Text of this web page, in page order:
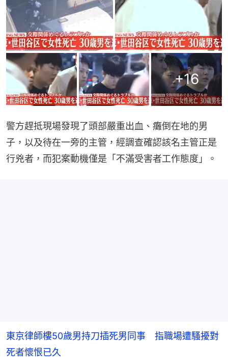
+16
警方趕抵現場發現了頭部嚴重出血、癱倒在地的男
子，以及待在一旁的主管，經調查確認該名主管正是
行兇者，而犯案動機僅是「不滿受害者工作態度」。
東京律師樓50歲男持刀插死男同事 指職場遭騷擾對
死者懷恨已久